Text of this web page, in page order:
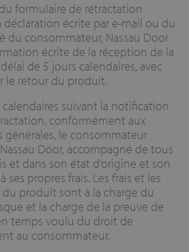
formulaire de rétractation
écrite par e-mail ou du
du consommateur, Nassau Door
écrite de la réception de la
de 5 jours calendaires, avec
le retour du produit.
calendaires suivant la notification
conformément aux
le consommateur
Door, accompagné de tous
et dans son état d’origine et son
ses propres frais. Les frais et les
produit sont à la charge du
et la charge de la preuve de
temps voulu du droit de
au consommateur.